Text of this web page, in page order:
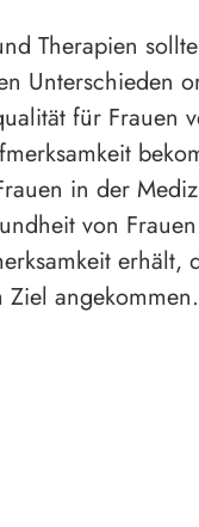
Therapien
Unterschieden
für Frauen
in der
von
erhält,
angekommen.